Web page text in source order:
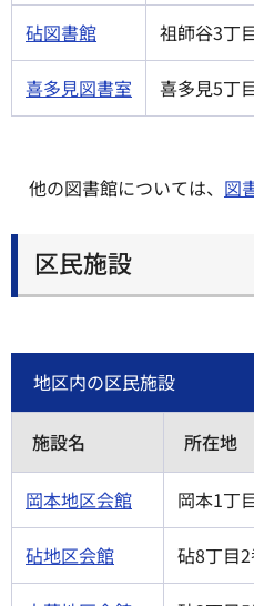
砧図書館 祖師谷3丁
喜多見図書室 喜多見5丁
他の図書館については、 図
区民施設
地区内の区民施設
施設名 所在地
岡本地区会館 岡本1丁
砧地区会館 砧8丁目